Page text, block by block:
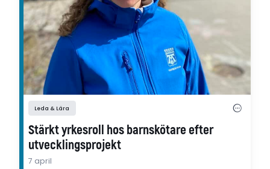
Leda & Lära
Stärkt yrkesroll hos barnskötare efter
utvecklingsprojekt
7 april